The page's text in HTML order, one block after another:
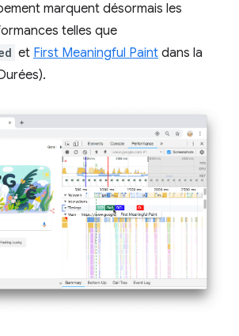
marquent désormais les
telles que
et First Meaningful Paint dans la